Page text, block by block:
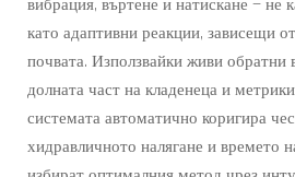
вибрация, въртене и натискане — не
като адаптивни реакции, зависещи
почвата. Използвайки живи обратни
долната част на кладенеца и
системата автоматично коригира
хидравличното налягане и времето